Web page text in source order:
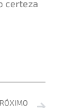
certeza